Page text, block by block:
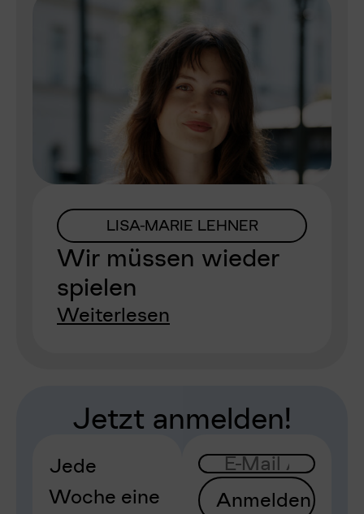
LISA-MARIE LEHNER
Wir müssen wieder
spielen
Weiterlesen
Jetzt anmelden!
Jede
Woche eine
Anmelden